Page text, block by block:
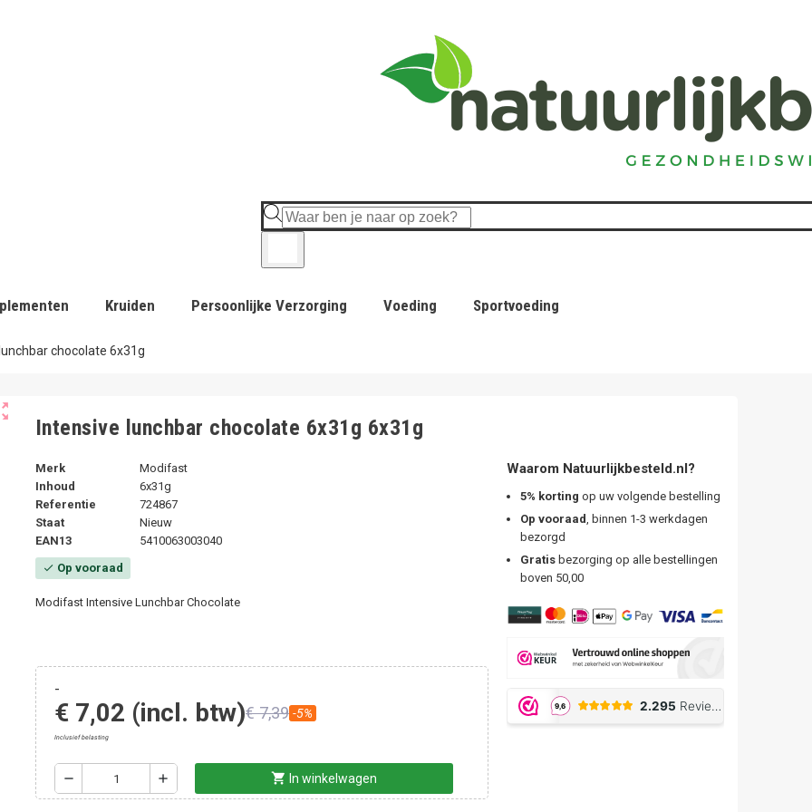
Kruiden Persoonlijke Verzorging Voeding Sportvoeding
chocolate 6x31g
Intensive lunchbar chocolate 6x31g 6x31g
Merk
Modifast
Inhoud
6x31g
Referentie
724867
Staat
Nieuw
EAN13
5410063003040
check Op vooraad
Modifast Intensive Lunchbar Chocolate
-
€ 7,02 (incl. btw)€ 7,39 -5%
Inclusief belasting
remove add shopping_cart In winkelwagen
Waarom Natuurlijkbesteld.nl?
5% korting op uw volgende bestelling
Op vooraad, binnen 1-3 werkdagen
bezorgd
Gratisbezorging op alle bestellingen
boven 50,00